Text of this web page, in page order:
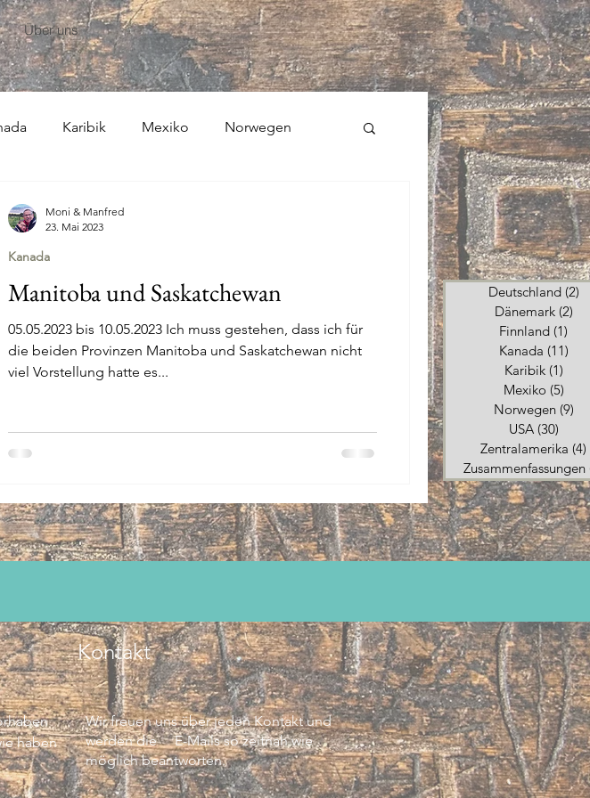
Über uns
Karibik Mexiko Norwegen
Manitoba und Saskatchewan
05.05.2023 bis 10.05.2023 Ich muss gestehen, dass ich für
die beiden Provinzen Manitoba und Saskatchewan nicht
viel Vorstellung hatte es...
Kanada
Moni & Manfred
23. Mai 2023
Deutschland (2)
Dänemark (2)
Finnland (1)
Kanada (11)
Karibik (1)
Mexiko (5)
Norwegen (9)
USA (30)
Zentralamerika (4)
Zusammenfassungen
Kontakt
haben
Wir freuen uns über jeden Kontakt und
werden die E-Mails so zeitnah wie
möglich beantworten.